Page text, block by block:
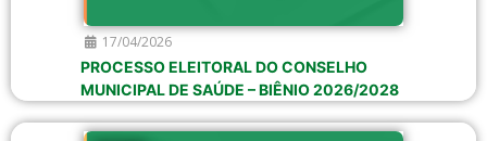
17/04/2026
PROCESSO ELEITORAL DO CONSELHO
MUNICIPAL DE SAÚDE – BIÊNIO 2026/2028